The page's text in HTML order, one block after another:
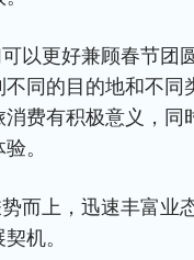
以更好兼顾春节团
同的目的地和不同
费有积极意义，同
。
而上，迅速丰富业
机。